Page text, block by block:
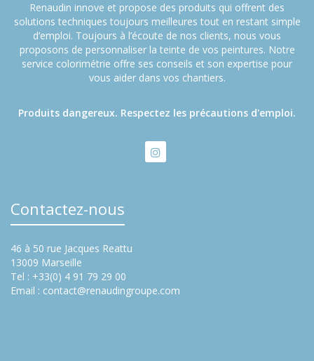
Renaudin innove et propose des produits qui offrent des
solutions techniques toujours meilleures tout en restant simple
d’emploi. Toujours à l’écoute de nos clients, nous vous
proposons de personnaliser la teinte de vos peintures. Notre
service colorimétrie offre ses conseils et son expertise pour
vous aider dans vos chantiers.
Produits dangereux. Respectez les précautions d'emploi.
Contactez-nous
46 à 50 rue Jacques Reattu
13009 Marseille
Tel : +33(0) 4 91 79 29 00
Email : contact@renaudingroupe.com